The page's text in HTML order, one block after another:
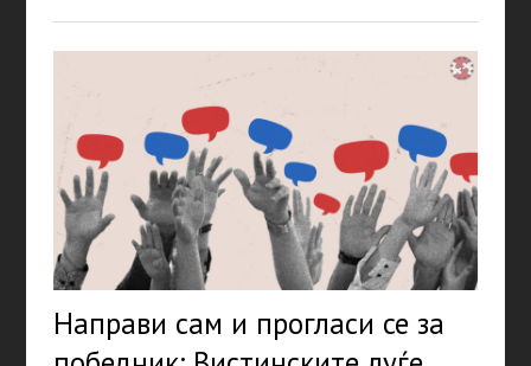
Направи сам и прогласи се за